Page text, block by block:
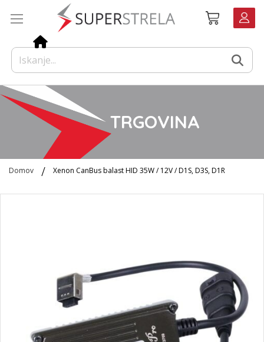
Košarica
TRGOVINA
Domov Xenon CanBus balast HID 35W / 12V / D1S, D3S, D1R